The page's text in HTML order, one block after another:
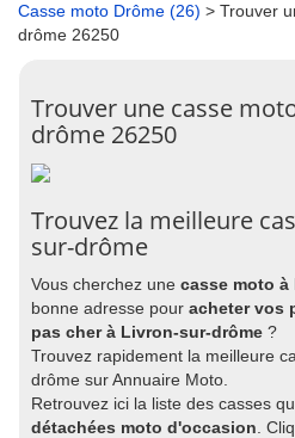
Casse moto Drôme (26) > Trouver
drôme 26250
Trouver une casse
drôme 26250
Trouvez la meilleure
sur-drôme
Vous cherchez une casse moto
bonne adresse pour acheter vos
pas cher à Livron-sur-drôme ?
Trouvez rapidement la meilleure
drôme sur Annuaire Moto.
Retrouvez ici la liste des casses
détachées moto d'occasion .